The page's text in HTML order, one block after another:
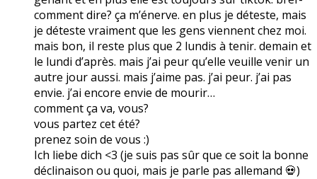
comment dire? ça m’énerve. en plus je déteste, mais
je déteste vraiment que les gens viennent chez moi.
mais bon, il reste plus que 2 lundis à tenir. demain et
le lundi d’après. mais j’ai peur qu’elle veuille venir un
autre jour aussi. mais j’aime pas. j’ai peur. j’ai pas
envie. j’ai encore envie de mourir…
comment ça va, vous?
vous partez cet été?
prenez soin de vous :)
Ich liebe dich <3 (je suis pas sûr que ce soit la bonne
déclinaison ou quoi, mais je parle pas allemand 💀)